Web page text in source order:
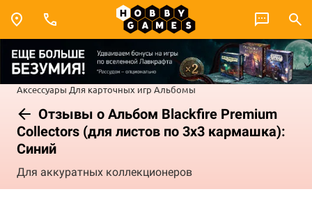
Аксессуары Для карточных игр Альбомы
Отзывы о Альбом Blackfire Premium
Collectors (для листов по 3x3 кармашка):
Синий
Для аккуратных коллекционеров